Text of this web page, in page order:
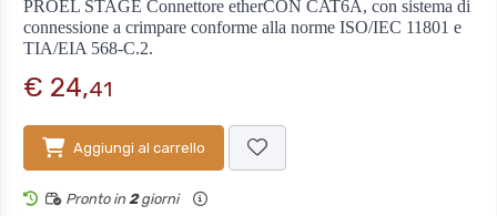
PROEL STAGE Connettore etherCON CAT6A, con sistema di
connessione a crimpare conforme alla norme ISO/IEC 11801 e
TIA/EIA 568-C.2.
€ 24,41
Aggiungi al carrello
Pronto in 2giorni